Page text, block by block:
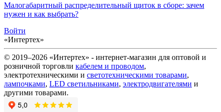
Малогабаритный распределительный щиток в сборе: зачем
нужен и как выбрать?
Войти
«Интертех»
© 2019–2026 «Интертех» - интернет-магазин для оптовой и
розничной торговли кабелем и проводом,
электротехническими и светотехническими товарами,
лампочками, LED светильниками, электродвигателями и
другими товарами.